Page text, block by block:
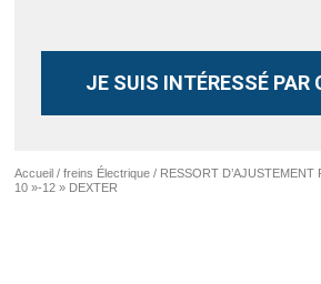
Accueil /freins Électrique / RESSORT
10 »-12 » DEXTER
JE SUIS INTÉRESSÉ PAR